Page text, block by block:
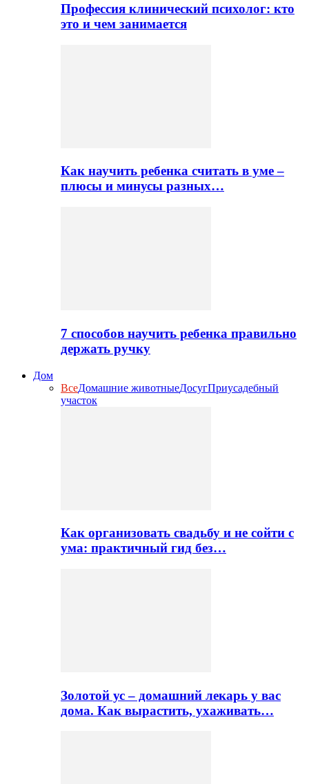
Профессия клинический психолог: кто
это и чем занимается
Как научить ребенка считать в уме –
плюсы и минусы разных…
7 способов научить ребенка правильно
держать ручку
Дом
ВсеДомашние животныеДосугПриусадебный
участок
Как организовать свадьбу и не сойти с
ума: практичный гид без…
Золотой ус – домашний лекарь у вас
дома. Как вырастить, ухаживать…